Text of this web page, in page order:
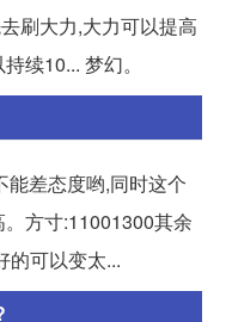
刷大力,大力可以提高
续10... 梦幻。
能差态度哟,同时这个
方寸:11001300其余
的可以变太...